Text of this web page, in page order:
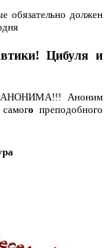
обязательно должен
Цибуля и
АНОНИМА!!! Аноним
о преподобного